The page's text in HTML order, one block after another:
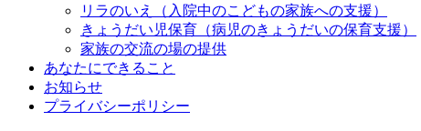
リラのいえ
（入院中のこどもの家族への支援）
きょうだい児保育 （病児のきょうだいの保育支援）
家族の交流の場の提供
あなたにできること
お知らせ
プライバシーポリシー